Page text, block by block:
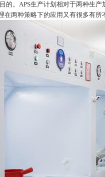
的。 APS生产计划 相对于两种生产
在两种策略下的应用又有很多有所